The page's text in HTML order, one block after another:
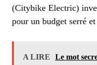
(Citybike Electric)
pour un budget serré
A LIRE
Le mot